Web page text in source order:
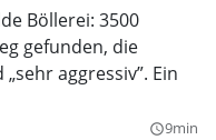
Böllerei: 3500
gefunden, die
aggressiv”. Ein
query_builder9min